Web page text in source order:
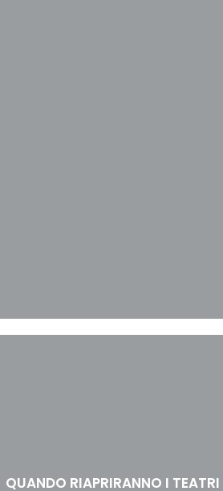
QUANDO RIAPRIRANNO I TEATRI